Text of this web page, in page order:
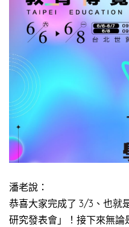
潘老說：
恭喜大家完成了 3/3、也就
研究發表會」！接下來無